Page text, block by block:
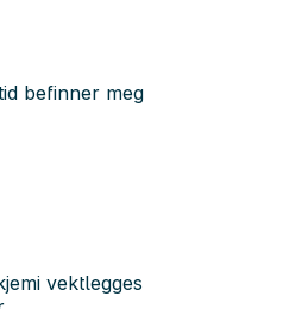
befinner meg
vektlegges